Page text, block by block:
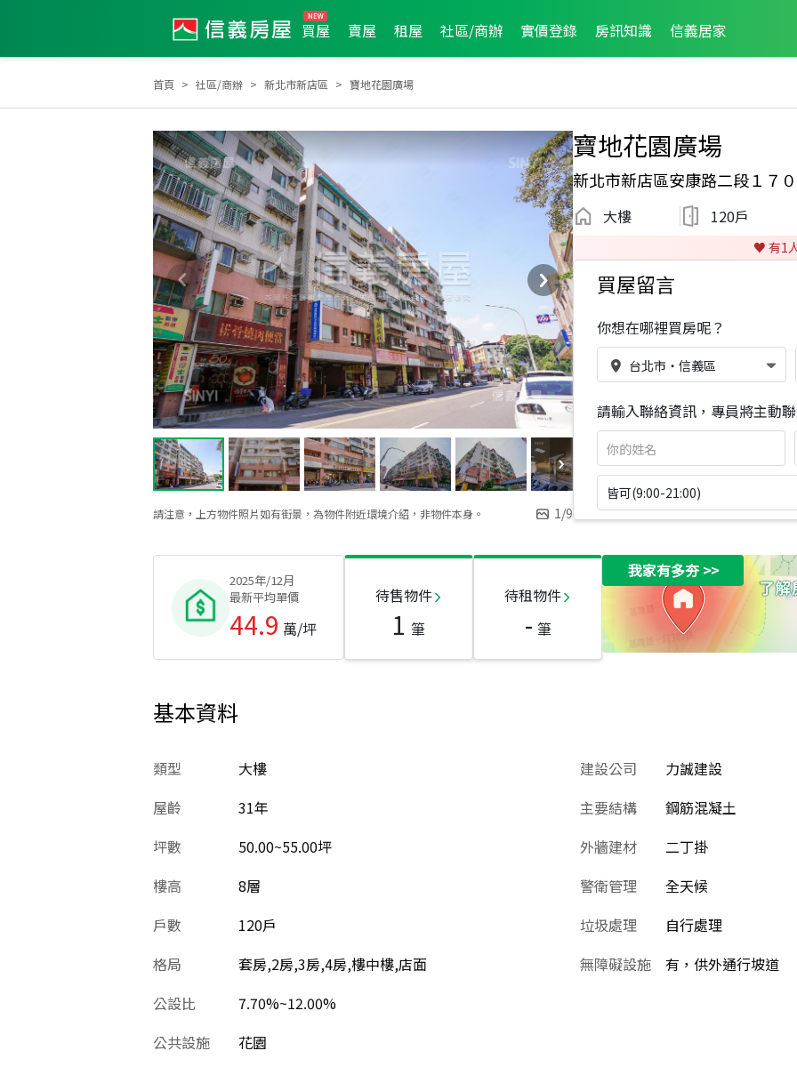
買屋 賣屋 租屋 社區/商辦 實價登錄 房訊知識 信義居家
首頁 社區/商辦 新北市新店區 寶地花園廣場
請注意，上方物件照片如有街景，為物件附近環境介紹，非物件本身。 1/9
寶地花園廣場
新北市新店區安康路二段１７
大樓 120戶
♥️ 有1
買屋留言
你想在哪裡買房呢？
台北市 ・ 信義區
請輸入聯絡資訊，專員將主動聯
皆可(9:00-21:00)
2025年/12月
最新平均單價
44.9 萬/坪
待售物件
1 筆
待租物件
- 筆
我家有多夯>>
基本資料
類型
大樓
屋齡
31年
坪數
50.00~55.00坪
樓高
8層
戶數
120戶
格局
套房,2房,3房,4房,樓中樓,店面
公設比
7.70%~12.00%
建設公司
力誠建設
主要結構
鋼筋混凝土
外牆建材
二丁掛
警衛管理
全天候
垃圾處理
自行處理
無障礙設施
有，供外通行坡道
公共設施 花園